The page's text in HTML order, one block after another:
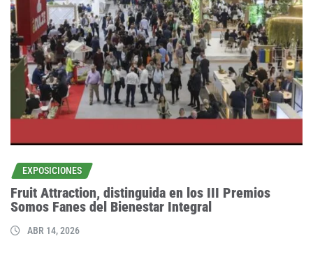
EXPOSICIONES
Fruit Attraction, distinguida en los III Premios
Somos Fanes del Bienestar Integral
ABR 14, 2026